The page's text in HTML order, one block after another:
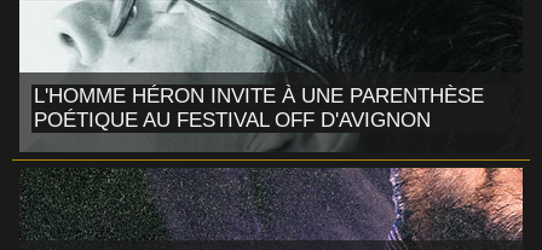
L'HOMME HÉRON INVITE À UNE PARENTHÈSE
POÉTIQUE AU FESTIVAL OFF D'AVIGNON